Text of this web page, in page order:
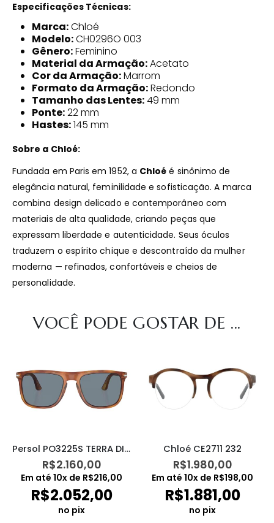
Especificações Técnicas:
Marca:Chloé
Modelo:CH0296O 003
Gênero:Feminino
Material da Armação:Acetato
Cor da Armação:Marrom
Formato da Armação:Redondo
Tamanho das Lentes:49 mm
Ponte:22 mm
Hastes:145 mm
Sobre a Chloé:
Fundada em Paris em 1952, a Chloé é sinônimo de
elegância natural, feminilidade e sofisticação. A marca
combina design delicado e contemporâneo com
materiais de alta qualidade, criando peças que
expressam liberdade e autenticidade. Seus óculos
traduzem o espírito chique e descontraído da mulher
moderna — refinados, confortáveis e cheios de
personalidade.
VOCÊ PODE GOSTAR DE ...
Persol PO3225S TERRA DI SIENA 9656
R$2.160,00
Em até 10x de R$216,00
R$2.052,00
no pix
Chloé CE2711 232
R$1.980,00
Em até 10x de R$198,00
R$1.881,00
no pix